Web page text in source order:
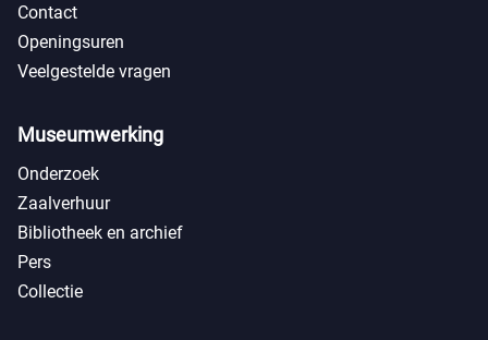
Contact
Openingsuren
Veelgestelde vragen
Museumwerking
Onderzoek
Zaalverhuur
Bibliotheek en archief
Pers
Collectie